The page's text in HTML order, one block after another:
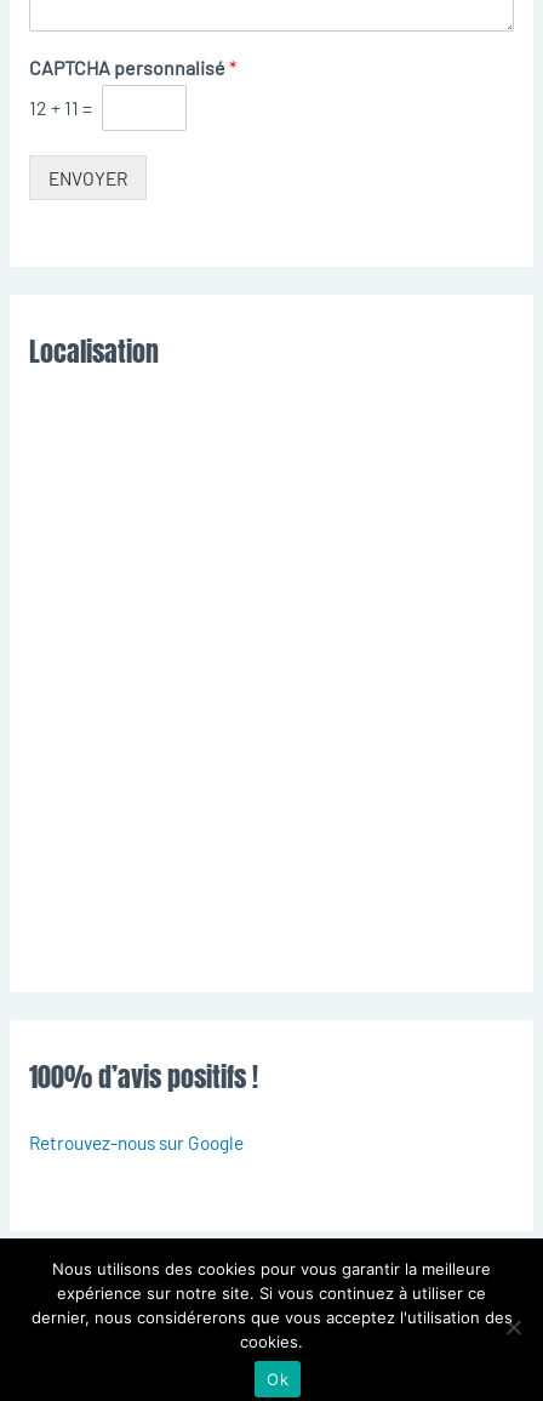
CAPTCHA personnalisé*
12 + 11 =
ENVOYER
Localisation
100% d’avis positifs !
Retrouvez-nous sur Google
HG Couvreur
Nous utilisons des cookies pour vous garantir la meilleure
expérience sur notre site. Si vous continuez à utiliser ce
dernier, nous considérerons que vous acceptez l'utilisation des
cookies.
Ok